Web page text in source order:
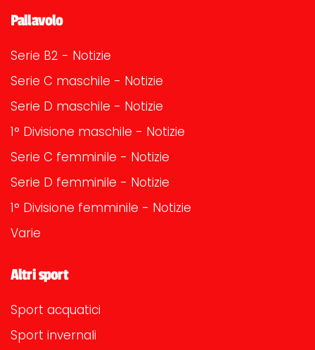
Pallavolo
Serie B2 - Notizie
Serie C maschile - Notizie
Serie D maschile - Notizie
1° Divisione maschile - Notizie
Serie C femminile - Notizie
Serie D femminile - Notizie
1° Divisione femminile - Notizie
Varie
Altri sport
Sport acquatici
Sport invernali